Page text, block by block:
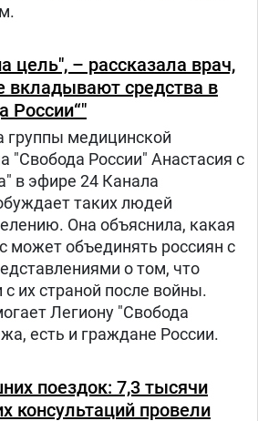
цель", – рассказала врач,
вкладывают средства в
России“"
группы медицинской
"Свобода России" Анастасия с
в эфире 24 Канала
таких людей
Она объяснила, какая
может объединять россиян с
о том, что
их страной после войны.
Легиону "Свобода
есть и граждане России.
поездок: 7,3 тысячи
консультаций провели